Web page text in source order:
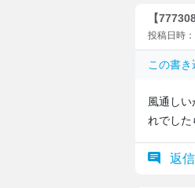
【
投稿日時
この書き
風通し
れでした
返